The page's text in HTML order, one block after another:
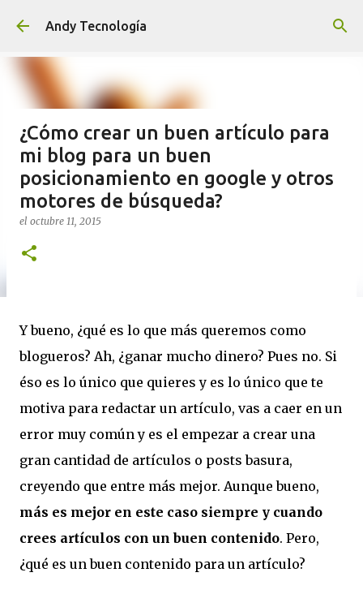
Ir al contenido principal
Andy Tecnología
¿Cómo crear un buen artículo para
mi blog para un buen
posicionamiento en google y otros
motores de búsqueda?
el octubre 11, 2015
Y bueno, ¿qué es lo que más queremos como
blogueros? Ah, ¿ganar mucho dinero? Pues no. Si
éso es lo único que quieres y es lo único que te
motiva para redactar un artículo, vas a caer en un
error muy común y es el empezar a crear una
gran cantidad de artículos o posts basura,
creyendo que entre más mejor. Aunque bueno,
más es mejor en este caso siempre y cuando
crees artículos con un buen contenido. Pero,
¿qué es un buen contenido para un artículo?